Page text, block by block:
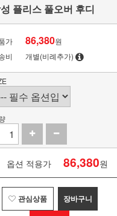
플리스 풀오버 후디
가 86,380원
비
개별(비례추가)
옵션 적용가 86,380원
관심상품 장바구니